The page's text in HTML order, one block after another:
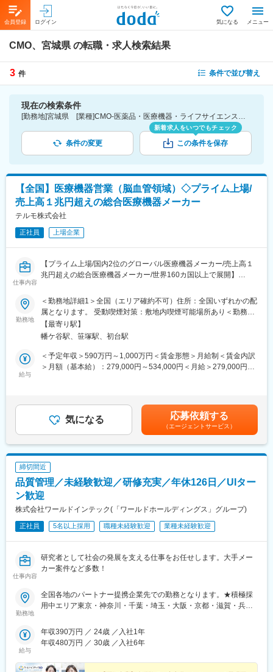
会員登録 ログイン 気になる メニュー
CMO、宮城県 の転職・求人検索結果
3 件 条件で並び替え
現在の検索条件
[勤務地]宮城県 [業種]CMO-医薬品・医療機器・ライフサイエンス・医療系サービス
条件の変更
新着求人をいつでもチェック
この条件を保存
【全国】医療機器営業（脳血管領域）◇プライム上場/
売上高１兆円超えの総合医療機器メーカー
テルモ株式会社
正社員 上場企業
仕事内容
【プライム上場/国内2位のグローバル医療機器メーカー/売上高１
兆円超えの総合医療機器メーカー/世界160カ国以上で展開】
■メインミッション：
担当エリアの病院（主に医師）に対し、当社のニューロ事業（脳
血管疾患領域）にて扱っている製品を提案していただきます。
医療従事者への技術サポートや情報提供を通じて、信頼関係を構
築しながら治療の質を向上させることがミッションです。
■採用背景：
■業務内容：
・脳血管疾患関連を中心とした販売活動
強会・セミナーの主催など）
・販売代理店へのサポート（製品情報の提供・勉強会の主催な
ど）
・各種学会への参加
立ち会い業務が週に復数回ございます。1回の立ち合いは数時間～
■担当製品：
に対するカテーテル治療製品になります。豊富なラインナップを
揃えており、症例に合わせて革新的な製品を提案することができ
■担当エリア：
の配属となります。それぞれ在籍拠点をベースにチームでエリア
勤務地
＜勤務地詳細1＞全国（エリア確約不可）住所：全国いずれかの配
属となります。 受動喫煙対策：敷地内喫煙可能場所あり＜勤務地
詳細2＞本社住所：東京都渋谷区幡ヶ谷2-44-1 勤務地最寄駅：京
王線／京王新線幡ヶ谷駅受動喫煙対策：屋内全面禁煙変更の範
【最寄り駅】
幡ケ谷駅、笹塚駅、初台駅
給与
＜予定年収＞590万円～1,000万円＜賃金形態＞月給制＜賃金内訳
＞月額（基本給）：279,000円～534,000円＜月給＞279,000円～
はあくまでも目安の金額であり、選考を通じて上下する可能性が
あります。月給(月額)は固定手当を含めた表記です。
気になる 応募依頼する
（エージェントサービス）
締切間近
品質管理／未経験歓迎／研修充実／年休126日／UIター
ン歓迎
株式会社ワールドインテック(「ワールドホールディングス」グループ)
正社員 5名以上採用 職種未経験歓迎 業種未経験歓迎
仕事内容
研究者として社会の発展を支える仕事をお任せします。大手メー
カー案件など多数！
勤務地
全国各地のパートナー提携企業先での勤務となります。★積極採
用中エリア東京・神奈川・千葉・埼玉・大阪・京都・滋賀・兵
プロジェクトを用意。※勤務地は希望を最大限考慮して決定しま
す。※U・Iターン歓迎！住宅補助あり（月6万7000円まで会社補
好きな場所で研究をしたい方も、ご希望をお聞かせください！詳
給与
年収390万円 ／ 24歳 ／入社1年
年収480万円 ／ 30歳 ／入社6年